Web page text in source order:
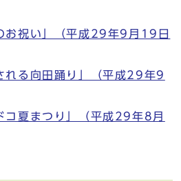
お祝い」（平成29年9月19日
る向田踊り」（平成29年9
夏まつり」（平成29年8月